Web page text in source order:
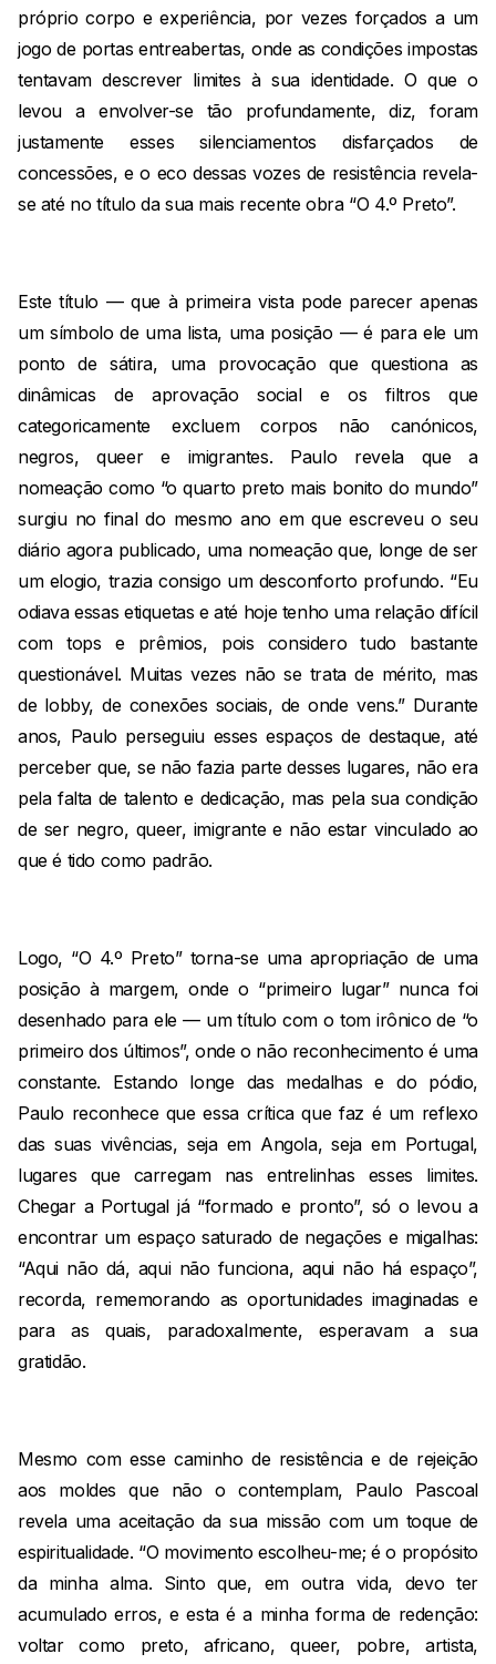
próprio corpo e experiência, por vezes forçados a um
jogo de portas entreabertas, onde as condições impostas
tentavam descrever limites à sua identidade. O que o
levou a envolver-se tão profundamente, diz, foram
justamente esses silenciamentos disfarçados de
concessões, e o eco dessas vozes de resistência revela-
se até no título da sua mais recente obra “O 4.º Preto”.
Este título — que à primeira vista pode parecer apenas
um símbolo de uma lista, uma posição — é para ele um
ponto de sátira, uma provocação que questiona as
dinâmicas de aprovação social e os filtros que
categoricamente excluem corpos não canónicos,
negros, queer e imigrantes. Paulo revela que a
nomeação como “o quarto preto mais bonito do mundo”
surgiu no final do mesmo ano em que escreveu o seu
diário agora publicado, uma nomeação que, longe de ser
um elogio, trazia consigo um desconforto profundo. “Eu
odiava essas etiquetas e até hoje tenho uma relação difícil
com tops e prêmios, pois considero tudo bastante
questionável. Muitas vezes não se trata de mérito, mas
de lobby, de conexões sociais, de onde vens.” Durante
anos, Paulo perseguiu esses espaços de destaque, até
perceber que, se não fazia parte desses lugares, não era
pela falta de talento e dedicação, mas pela sua condição
de ser negro, queer, imigrante e não estar vinculado ao
que é tido como padrão.
Logo, “O 4.º Preto” torna-se uma apropriação de uma
posição à margem, onde o “primeiro lugar” nunca foi
desenhado para ele — um título com o tom irônico de “o
primeiro dos últimos”, onde o não reconhecimento é uma
constante. Estando longe das medalhas e do pódio,
Paulo reconhece que essa crítica que faz é um reflexo
das suas vivências, seja em Angola, seja em Portugal,
lugares que carregam nas entrelinhas esses limites.
Chegar a Portugal já “formado e pronto”, só o levou a
encontrar um espaço saturado de negações e migalhas:
“Aqui não dá, aqui não funciona, aqui não há espaço”,
recorda, rememorando as oportunidades imaginadas e
para as quais, paradoxalmente, esperavam a sua
gratidão.
Mesmo com esse caminho de resistência e de rejeição
aos moldes que não o contemplam, Paulo Pascoal
revela uma aceitação da sua missão com um toque de
espiritualidade. “O movimento escolheu-me; é o propósito
da minha alma. Sinto que, em outra vida, devo ter
acumulado erros, e esta é a minha forma de redenção:
voltar como preto, africano, queer, pobre, artista,